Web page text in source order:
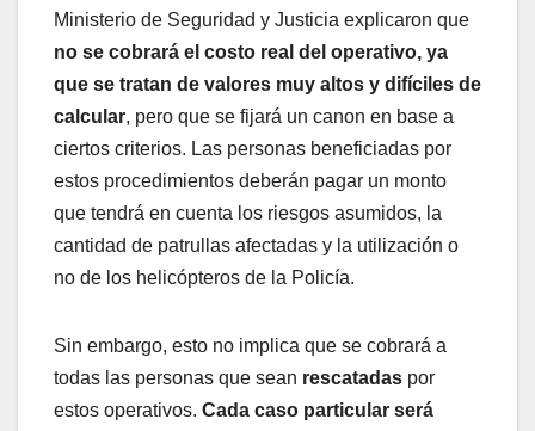
Ministerio de Seguridad y Justicia explicaron que
no se cobrará el costo real del operativo, ya
que se tratan de valores muy altos y difíciles de
calcular, pero que se fijará un canon en base a
ciertos criterios. Las personas beneficiadas por
estos procedimientos deberán pagar un monto
que tendrá en cuenta los riesgos asumidos, la
cantidad de patrullas afectadas y la utilización o
no de los helicópteros de la Policía.
Sin embargo, esto no implica que se cobrará a
todas las personas que sean rescatadas por
estos operativos. Cada caso particular será